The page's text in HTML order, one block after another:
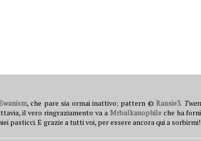
, che pare sia ormai inattivo; pattern ©Ransie3.
il vero ringraziamento va a Mrbalkanophileche ha
pasticci. E grazie a tutti voi, per essere ancora qui a sorbirmi!